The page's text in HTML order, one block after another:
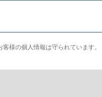
様の個人情報は守られています。